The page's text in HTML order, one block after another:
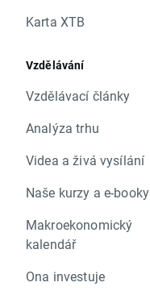
Karta XTB
Vzdělávání
Vzdělávací články
Analýza trhu
Videa a živá vysílání
Naše kurzy a e-booky
Makroekonomický
kalendář
Ona investuje